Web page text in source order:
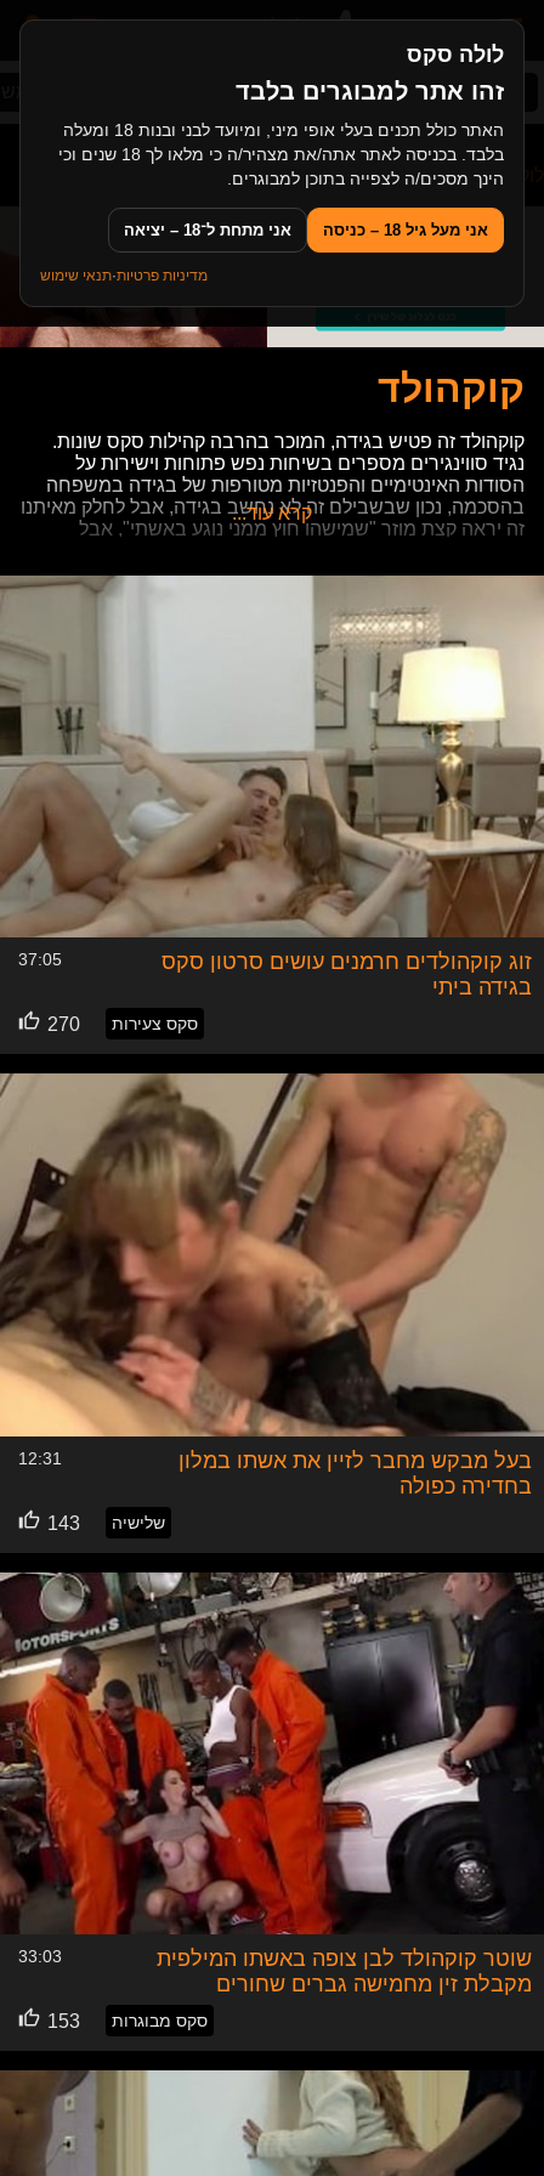
לולה סקס
זהו אתר למבוגרים בלבד
האתר כולל תכנים בעלי אופי מיני, ומיועד לבני ובנות 18 ומעלה
בלבד. בכניסה לאתר אתה/את מצהיר/ה כי מלאו לך 18 שנים וכי
הינך מסכים/ה לצפייה בתוכן למבוגרים.
אני מעל גיל 18 – כניסה אני מתחת ל־18 – יציאה
מדיניות פרטיות·תנאי שימוש
סקס ישראלי סקס אבא ובת
לולה סקס>תגיות >קוקהולד
קוקהולד
קוקהולד זה פטיש בגידה, המוכר בהרבה קהילות סקס שונות.
נגיד סווינגירים מספרים בשיחות נפש פתוחות וישירות על
הסודות האינטימיים והפנטזיות מטורפות של בגידה במשפחה
בהסכמה, נכון שבשבילם זה לא נחשב בגידה, אבל לחלק מאיתנו
זה יראה קצת מוזר "שמישהו חוץ ממני נוגע באשתי", אבל
הבעל נהנה מלראות את אשתו שוכבת עם גבר אחר. מחקרים
שונים מראים על תאוריה, שישנו סיוט אצל גבר אחד שאשתו
תבגוד ומצד שני יש את קוקהולד שהוא רק מחכה לרגע שהוא
רואה את אשתו בזרועותיו של גבר אחר, נהנת וגונחת מכל
חדירה, הם מסבירים על כל אותם הסיבות למשיכת קוקהולד
ואיך היא משתנה מאדם לאדם, קוקהולד יכול להיות כנוע, נשלט,
מזוכיסט שנהנה מהשפלה על ידי גבר שמזיין את אשתו או להפך
קוקהולד יכול גם להיות השולט שמכוון את פעולותיהם של אשתו
נגיד עם השכן, כך או כך בסופו של דבר קוקהולד הוא גבר
שבזוגיות איתו יש המון הבנה, תמיכה ואהבה אפילו שמדי פעם
קוקהולד מעודד את אשתו לקיים יחסי מין עם עוד גברים בזמן
שהוא פשוט צופה מהצד. אצלינו בלולה סקס אפשר למצוא
סרטוני סקס של קוקהולד עושה ביד בזמן שאשתו מקבלת
מאחור, או מסיבות סקס של סווינגרים איפה קוקהולד זה הפטיש
הראשי במסיבה.
קרא עוד...
זוג קוקהולדים חרמנים עושים סרטון סקס
בגידה ביתי
37:05
סקס צעירות 270
בעל מבקש מחבר לזיין את אשתו במלון
בחדירה כפולה
12:31
שלישיה 143
שוטר קוקהולד לבן צופה באשתו המילפית
מקבלת זין מחמישה גברים שחורים
33:03
סקס מבוגרות 153